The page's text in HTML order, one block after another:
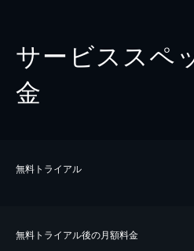
サービススペ
金
無料トライアル
無料トライアル後の⽉額料金